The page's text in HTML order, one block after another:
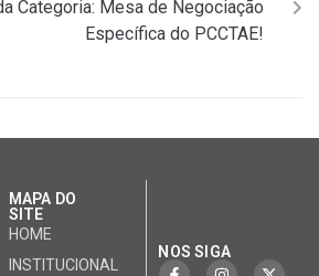
Categoria: Mesa de Negociação
Específica do PCCTAE!
MAPA DO
SITE
HOME
INSTITUCIONAL
NOS SIGA